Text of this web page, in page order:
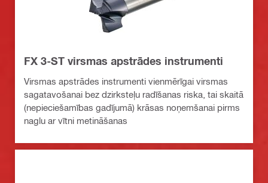
FX 3-ST virsmas apstrādes instrumenti
Virsmas apstrādes instrumenti vienmērīgai virsmas
sagatavošanai bez dzirksteļu radīšanas riska, tai skaitā
(nepieciešamības gadījumā) krāsas noņemšanai pirms
naglu ar vītni metināšanas